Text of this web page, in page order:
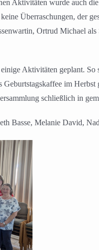
Aktivitäten wurde auch
Überraschungen, der
Ortrud Michael
Aktivitäten geplant.
Geburtstagskaffee im
schließlich in
Basse, Melanie David,